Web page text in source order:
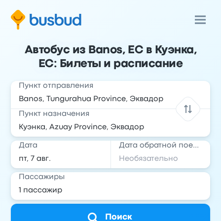
Автобус из Banos, EC в Куэнка,
EC: Билеты и расписание
Пункт отправления
Пункт назначения
Дата Дата обратной поездки
Пассажиры
Поиск